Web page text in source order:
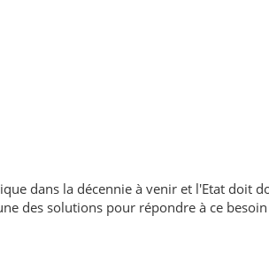
dans la décennie à venir et l'Etat doit
des solutions pour répondre à ce